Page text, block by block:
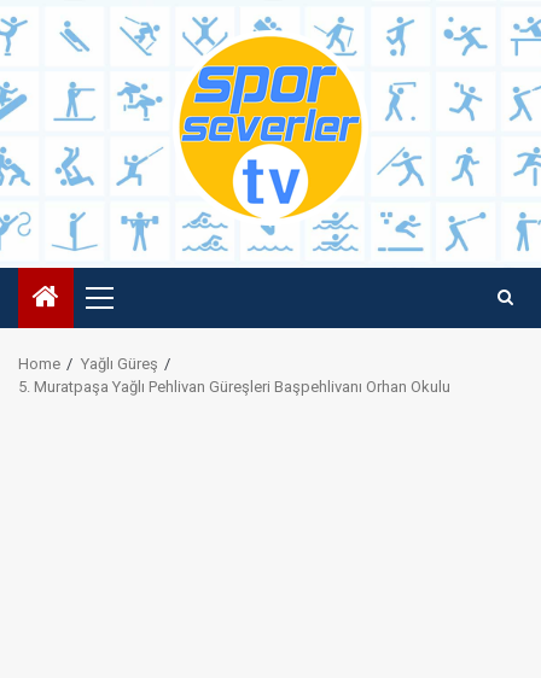
Skip
to
Primary
Menu
Home
Yağlı Güreş
5. Muratpaşa Yağlı Pehlivan Güreşleri Başpehlivanı Orhan Okulu